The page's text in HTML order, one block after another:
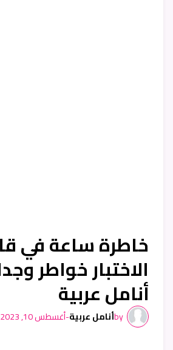
خاطرة ساعة في
الاختبار خواطر
أنامل عربية
byأنامل عربية-أغسطس 10, 2023